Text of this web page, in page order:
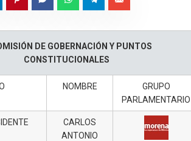
DE GOBERNACIÓN Y PUNTOS
CONSTITUCIONALES
NOMBRE
GRUPO
PARLAMENTARIO
CARLOS
ANTONIO